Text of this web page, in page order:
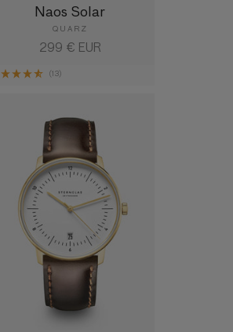
Naos Solar
QUARZ
Normaler
299 € EUR
(13)